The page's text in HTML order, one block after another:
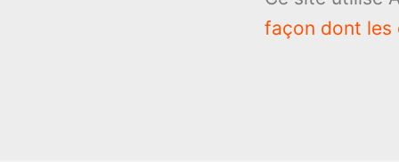
façon dont les